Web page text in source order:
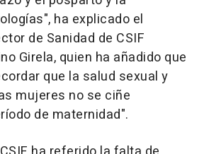
ha explicado el
de Sanidad de CSIF
Girela, quien ha añadido que
que la salud sexual y
mujeres no se ciñe
de maternidad".